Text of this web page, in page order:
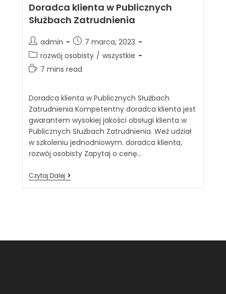
Doradca klienta w Publicznych
Służbach Zatrudnienia
admin
7 marca, 2023
rozwój osobisty / wszystkie
7 mins read
Doradca klienta w Publicznych Służbach
Zatrudnienia Kompetentny doradca klienta jest
gwarantem wysokiej jakości obsługi klienta w
Publicznych Służbach Zatrudnienia. Weź udział
w szkoleniu jednodniowym. doradca klienta,
rozwój osobisty Zapytaj o cenę…
Czytaj Dalej